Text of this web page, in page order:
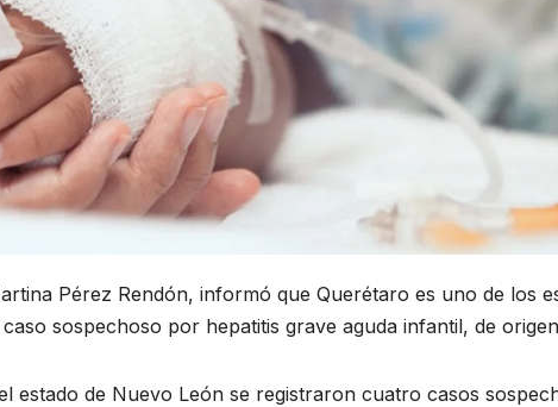
Pérez Rendón, informó que Querétaro es uno de los
sospechoso por hepatitis grave aguda infantil, de
estado de Nuevo León se registraron cuatro casos